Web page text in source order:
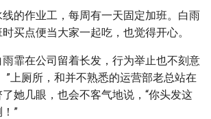
的作业工，每周有一天固定加班。白雨
买点便当大家一起吃，也觉得开心。
霏在公司留着长发，行为举止也不刻意
”上厕所，和并不熟悉的运营部老总站在
她几眼，也会不客气地说，“你头发这
”